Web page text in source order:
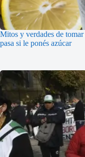
Mitos y verdades de
pasa si le ponés azúcar